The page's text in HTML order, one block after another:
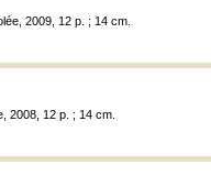
2009, 12 p. ; 14 cm.
2008, 12 p. ; 14 cm.